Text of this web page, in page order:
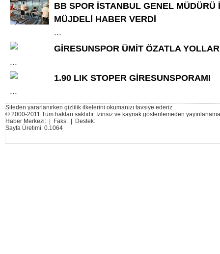
BB SPOR İSTANBUL GENEL MÜDÜRÜ
MÜJDELİ HABER VERDİ
...
GİRESUNSPOR ÜMİT ÖZATLA
...
1.90 LIK STOPER GİRESUNSPORAMI
...
Siteden yararlanırken gizlilik ilkelerini okumanızı tavsiye ederiz.
© 2000-2011 Tüm hakları saklıdır. İzinsiz ve kaynak gösterilemeden
Haber Merkezi: | Faks: | Destek:
Sayfa Üretimi: 0.1064